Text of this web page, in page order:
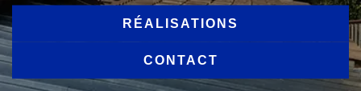
RÉALISATIONS
CONTACT